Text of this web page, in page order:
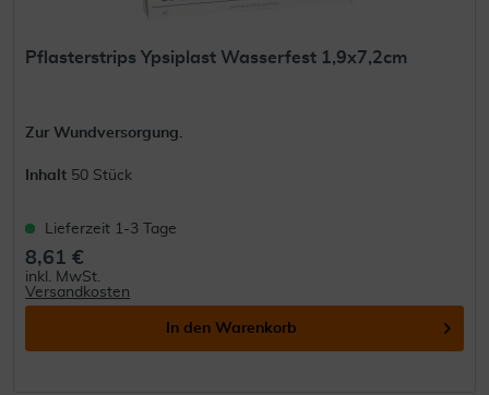
Pflasterstrips Ypsiplast Wasserfest 1,9x7,2cm
Zur Wundversorgung.
Inhalt 50 Stück
Lieferzeit 1-3 Tage
8,61 €
inkl. MwSt.
Versandkosten
In den Warenkorb